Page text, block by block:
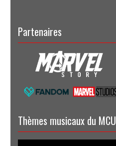
Partenaires
Thèmes musicaux du MCU